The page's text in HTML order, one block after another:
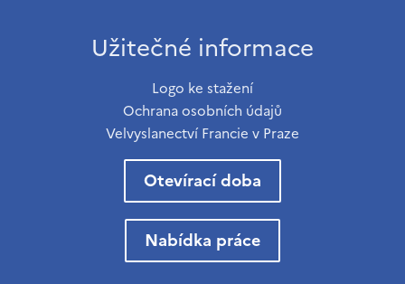
Užitečné informace
Logo ke stažení
Ochrana osobních údajů
Velvyslanectví Francie v Praze
Otevírací doba
Nabídka práce